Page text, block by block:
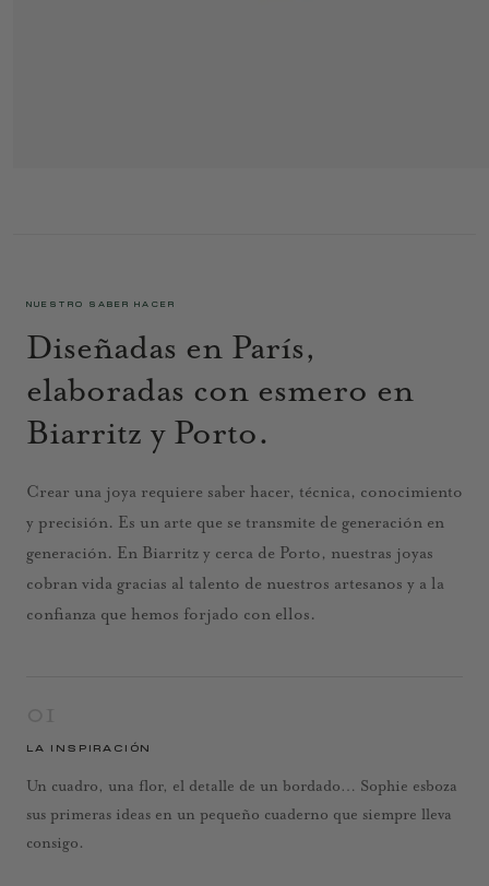
NUESTRO SABER HACER
Diseñadas en París,
elaboradas con esmero en
Biarritz y Porto.
Crear una joya requiere saber hacer, técnica, conocimiento
y precisión. Es un arte que se transmite de generación en
generación. En Biarritz y cerca de Porto, nuestras joyas
cobran vida gracias al talento de nuestros artesanos y a la
confianza que hemos forjado con ellos.
LA INSPIRACIÓN
Un cuadro, una flor, el detalle de un bordado… Sophie esboza
sus primeras ideas en un pequeño cuaderno que siempre lleva
consigo.